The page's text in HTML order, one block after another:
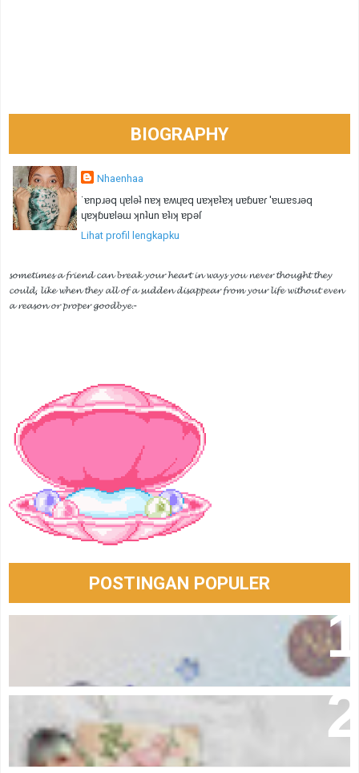
BIOGRAPHY
Nhaenhaa
˙ɐnpɹǝq ɥɐlǝʇ nɐʞ ɐʍɥɐq uɐʞɐʇɐʞ uɐɓuɐɾ 'ɐɯɐsɹǝq
ɥɐʞɓuɐlǝɯ ʞnʇun ɐʇıʞ ɐpǝſ
Lihat profil lengkapku
𝓼𝓸𝓶𝓮𝓽𝓲𝓶𝓮𝓼 𝓪 𝓯𝓻𝓲𝓮𝓷𝓭 𝓬𝓪𝓷 𝓫𝓻𝓮𝓪𝓴 𝔂𝓸𝓾𝓻 𝓱𝓮𝓪𝓻𝓽 𝓲𝓷 𝔀𝓪𝔂𝓼 𝔂𝓸𝓾 𝓷𝓮𝓿𝓮𝓻 𝓽𝓱𝓸𝓾𝓰𝓱𝓽 𝓽𝓱𝓮𝔂
𝓬𝓸𝓾𝓵𝓭, 𝓵𝓲𝓴𝓮 𝔀𝓱𝓮𝓷 𝓽𝓱𝓮𝔂 𝓪𝓵𝓵 𝓸𝓯 𝓪 𝓼𝓾𝓭𝓭𝓮𝓷 𝓭𝓲𝓼𝓪𝓹𝓹𝓮𝓪𝓻 𝓯𝓻𝓸𝓶 𝔂𝓸𝓾𝓻 𝓵𝓲𝓯𝓮 𝔀𝓲𝓽𝓱𝓸𝓾𝓽 𝓮𝓿𝓮𝓷
𝓪 𝓻𝓮𝓪𝓼𝓸𝓷 𝓸𝓻 𝓹𝓻𝓸𝓹𝓮𝓻 𝓰𝓸𝓸𝓭𝓫𝔂𝓮.-
POSTINGAN POPULER
I Believe In Me